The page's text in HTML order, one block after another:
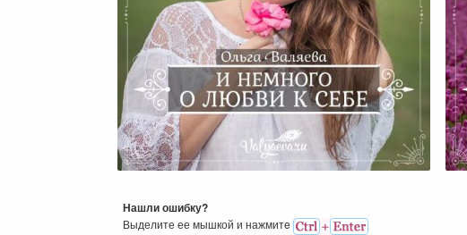
И Немного О Любви К Себе
Нашли ошибку?
Выделите ее мышкой и нажмитe